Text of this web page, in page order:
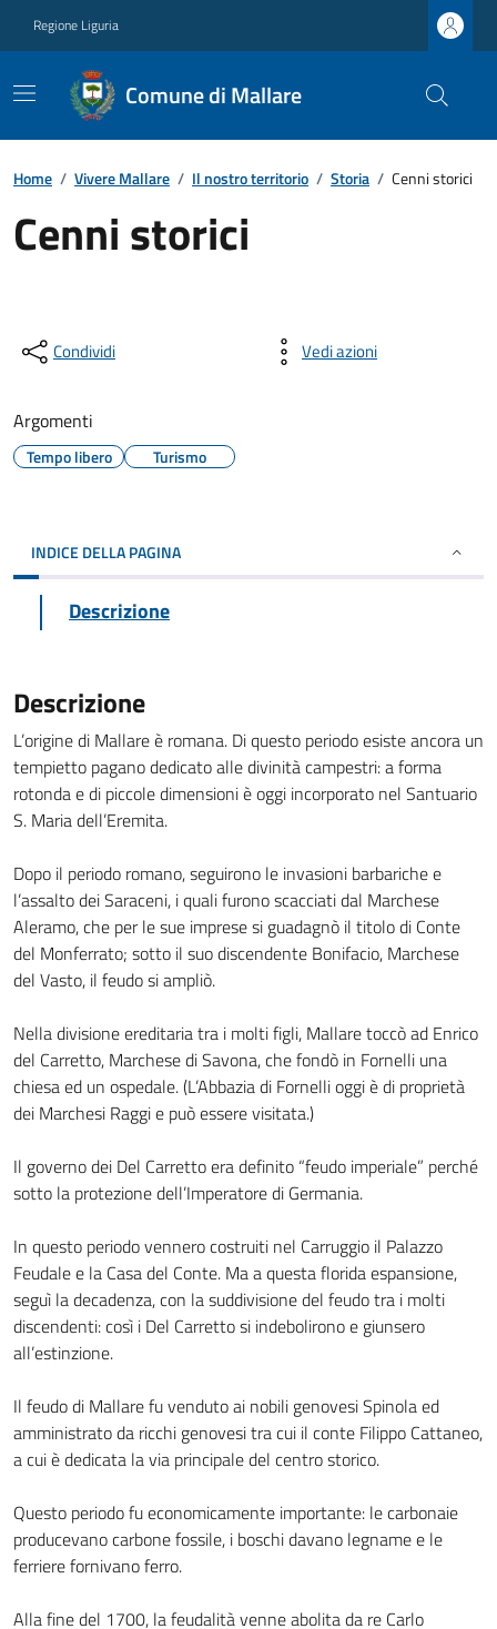
Regione Liguria
Comune di Mallare
Home / Vivere Mallare / Il nostro territorio / Storia / Cenni storici
Cenni storici
Condividi Vedi azioni
Argomenti
Tempo libero Turismo
INDICE DELLA PAGINA
Descrizione
Descrizione
L’origine di Mallare è romana. Di questo periodo esiste ancora un
tempietto pagano dedicato alle divinità campestri: a forma
rotonda e di piccole dimensioni è oggi incorporato nel Santuario
S. Maria dell’Eremita.
Dopo il periodo romano, seguirono le invasioni barbariche e
l’assalto dei Saraceni, i quali furono scacciati dal Marchese
Aleramo, che per le sue imprese si guadagnò il titolo di Conte
del Monferrato; sotto il suo discendente Bonifacio, Marchese
del Vasto, il feudo si ampliò.
Nella divisione ereditaria tra i molti figli, Mallare toccò ad Enrico
del Carretto, Marchese di Savona, che fondò in Fornelli una
chiesa ed un ospedale. (L’Abbazia di Fornelli oggi è di proprietà
dei Marchesi Raggi e può essere visitata.)
Il governo dei Del Carretto era definito “feudo imperiale” perché
sotto la protezione dell’Imperatore di Germania.
In questo periodo vennero costruiti nel Carruggio il Palazzo
Feudale e la Casa del Conte. Ma a questa florida espansione,
seguì la decadenza, con la suddivisione del feudo tra i molti
discendenti: così i Del Carretto si indebolirono e giunsero
all’estinzione.
Il feudo di Mallare fu venduto ai nobili genovesi Spinola ed
amministrato da ricchi genovesi tra cui il conte Filippo Cattaneo,
a cui è dedicata la via principale del centro storico.
Questo periodo fu economicamente importante: le carbonaie
producevano carbone fossile, i boschi davano legname e le
ferriere fornivano ferro.
Alla fine del 1700, la feudalità venne abolita da re Carlo